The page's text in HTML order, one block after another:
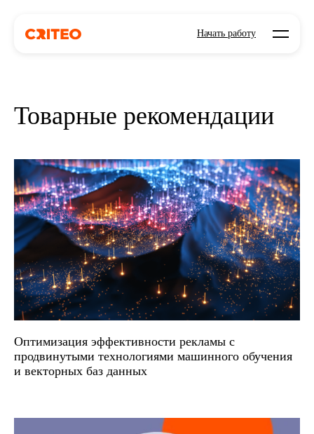
Начать работу Open
Товарные рекомендации
Оптимизация эффективности рекламы с
продвинутыми технологиями машинного обучения
и векторных баз данных